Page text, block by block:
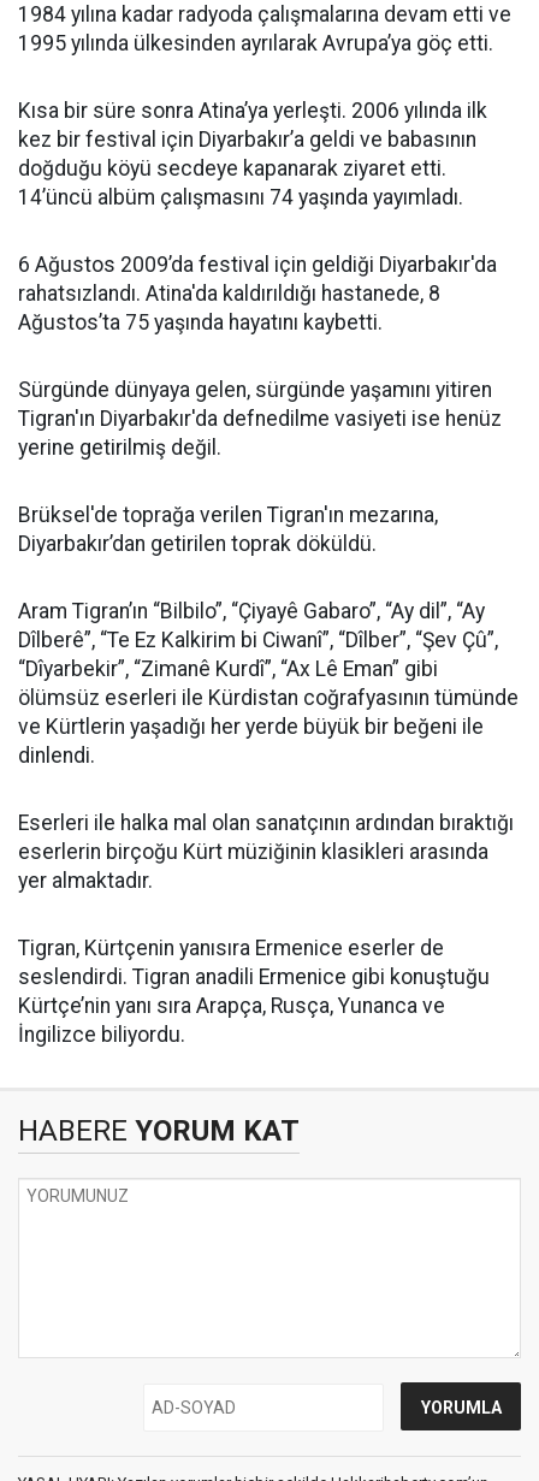
1984 yılına kadar radyoda çalışmalarına devam etti ve
1995 yılında ülkesinden ayrılarak Avrupa’ya göç etti.
Kısa bir süre sonra Atina’ya yerleşti. 2006 yılında ilk
kez bir festival için Diyarbakır’a geldi ve babasının
doğduğu köyü secdeye kapanarak ziyaret etti.
14’üncü albüm çalışmasını 74 yaşında yayımladı.
6 Ağustos 2009’da festival için geldiği Diyarbakır'da
rahatsızlandı. Atina'da kaldırıldığı hastanede, 8
Ağustos’ta 75 yaşında hayatını kaybetti.
Sürgünde dünyaya gelen, sürgünde yaşamını yitiren
Tigran'ın Diyarbakır'da defnedilme vasiyeti ise henüz
yerine getirilmiş değil.
Brüksel'de toprağa verilen Tigran'ın mezarına,
Diyarbakır’dan getirilen toprak döküldü.
Aram Tigran’ın “Bilbilo”, “Çiyayê Gabaro”, “Ay dil”, “Ay
Dîlberê”, “Te Ez Kalkirim bi Ciwanî”, “Dîlber”, “Şev Çû”,
“Dîyarbekir”, “Zimanê Kurdî”, “Ax Lê Eman” gibi
ölümsüz eserleri ile Kürdistan coğrafyasının tümünde
ve Kürtlerin yaşadığı her yerde büyük bir beğeni ile
dinlendi.
Eserleri ile halka mal olan sanatçının ardından bıraktığı
eserlerin birçoğu Kürt müziğinin klasikleri arasında
yer almaktadır.
Tigran, Kürtçenin yanısıra Ermenice eserler de
seslendirdi. Tigran anadili Ermenice gibi konuştuğu
Kürtçe’nin yanı sıra Arapça, Rusça, Yunanca ve
İngilizce biliyordu.
HABERE YORUM KAT